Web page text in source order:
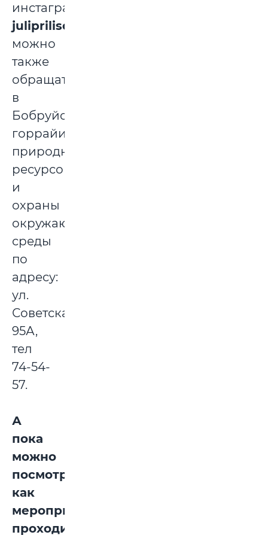
инстаграм
juliprilisch_ecolife
можно
также
обращаться
в
Бобруйскую
горрайинспекцию
природных
ресурсов
и
охраны
окружающей
среды
по
адресу:
ул.
Советская,
95А,
тел
74-54-
57.
А
пока
можно
посмотреть,
как
мероприятия
проходили